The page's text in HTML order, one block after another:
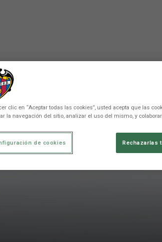
clic en “Aceptar todas las cookies”, usted acepta que las
la navegación del sitio, analizar el uso del mismo, y
Rechazarlas
de cookies